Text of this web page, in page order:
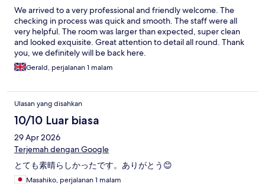
We arrived to a very professional and friendly welcome. The
checking in process was quick and smooth. The staff were all
very helpful. The room was larger than expected, super clean
and looked exquisite. Great attention to detail all round. Thank
you, we definitely will be back here.
Gerald, perjalanan 1 malam
Ulasan yang disahkan
10/10 Luar biasa
29 Apr 2026
Terjemah dengan Google
とても素晴らしかったです。ありがとう😊
Masahiko, perjalanan 1 malam